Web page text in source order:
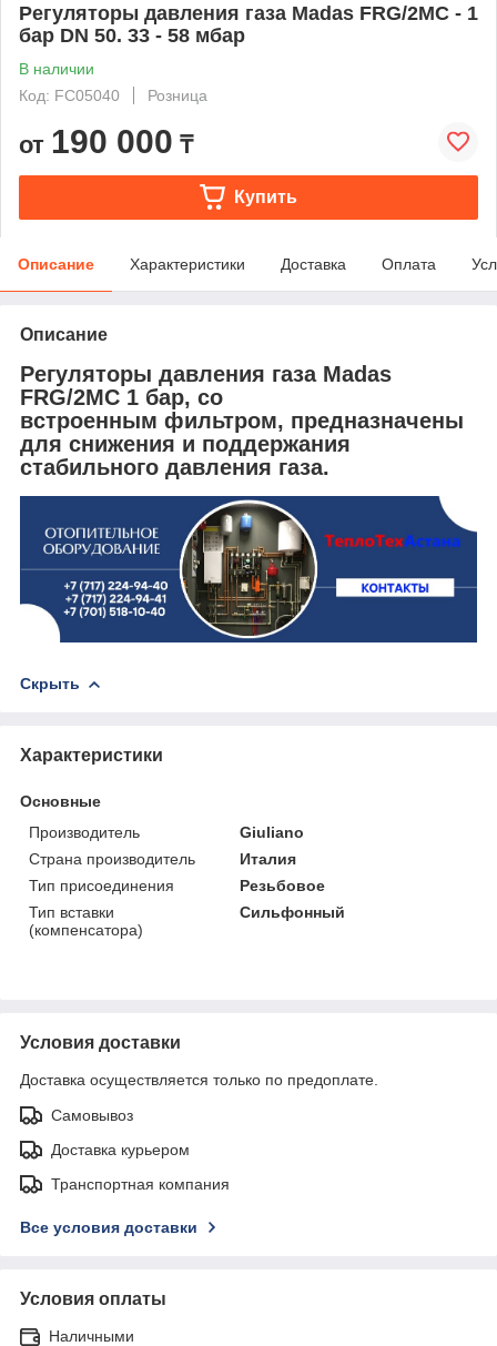
Регуляторы давления газа Madas FRG/2MC - 1
бар DN 50. 33 - 58 мбар
В наличии
Код: FC05040
Розница
от 190 000 ₸
Купить
Описание Характеристики Доставка Оплата
Описание
Регуляторы давления газа Madas
FRG/2MC 1 бар, со
встроенным фильтром, предназначены
для снижения и поддержания
стабильного давления газа.
Скрыть
Характеристики
Основные
Производитель
Giuliano
Страна производитель
Италия
Тип присоединения
Резьбовое
Тип вставки
(компенсатора)
Сильфонный
Условия доставки
Доставка осуществляется только по предоплате.
Самовывоз
Доставка курьером
Транспортная компания
Все условия доставки
Условия оплаты
Наличными